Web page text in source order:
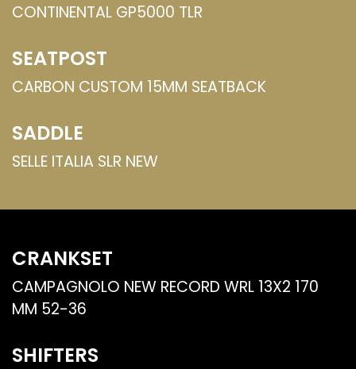
CRANKSET
CAMPAGNOLO NEW RECORD WRL 13X2 170
MM 52-36
SHIFTERS
CONTINENTAL GP5000 TLR
SEATPOST
CARBON CUSTOM 15MM SEATBACK
SADDLE
SELLE ITALIA SLR NEW